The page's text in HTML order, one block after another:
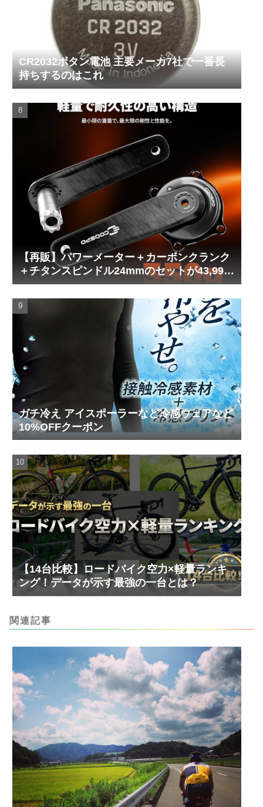
CR2032ボタン電池 主要メーカ7社で一番長
持ちするのはこれ
【再販】パワーメーター＋カーボンクランク
＋チタンスピンドル24mmのセットが43,999
円！
ガチ冷え アイスポーラーなど冷感ウェアなど
10%OFFクーポン
【14台比較】ロードバイク空力×軽量ランキ
ング！データが示す最強の一台とは？
関連記事